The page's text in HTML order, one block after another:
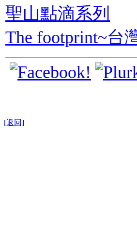
聖山點滴系列
The footprint~台
[返回]